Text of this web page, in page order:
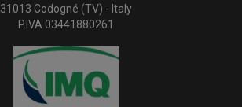
31013 Codogné (TV) - Italy
P.IVA 03441880261